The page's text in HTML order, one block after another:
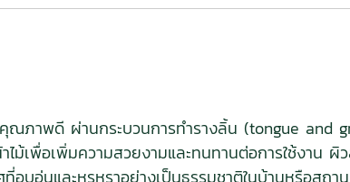
ณภาพดี ผ่านกระบวนการทำรางลิ้น (tongue and
ไม้เพื่อเพิ่มความสวยงามและทนทานต่อการใช้งาน
อบอุ่นและหรูหราอย่างเป็นธรรมชาติในบ้านหรือสถ